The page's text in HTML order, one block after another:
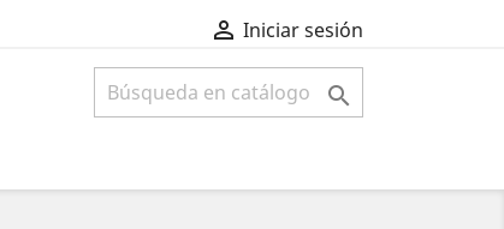
 Iniciar sesión
